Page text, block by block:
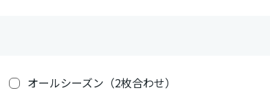
オールシーズン（2枚合わせ）